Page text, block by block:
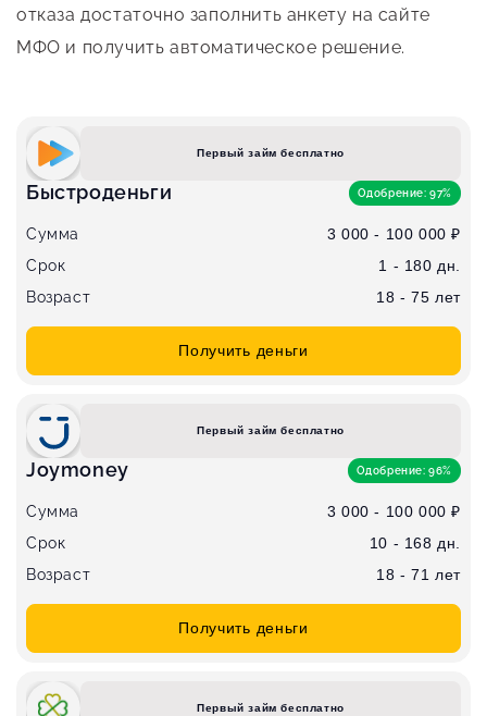
отказа достаточно заполнить анкету на сайте
МФО и получить автоматическое решение.
Первый займ бесплатно
Быстроденьги Одобрение: 97%
Сумма
3 000 - 100 000 ₽
Срок
1 - 180 дн.
Возраст
18 - 75 лет
Получить деньги
Первый займ бесплатно
Joymoney Одобрение: 96%
Сумма
3 000 - 100 000 ₽
Срок
10 - 168 дн.
Возраст
18 - 71 лет
Получить деньги
Первый займ бесплатно